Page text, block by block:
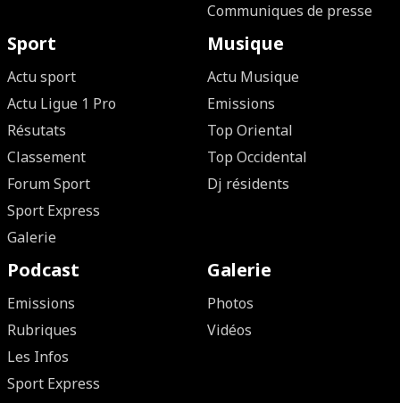
Communiques de presse
Sport
Actu sport
Actu Ligue 1 Pro
Résutats
Classement
Forum Sport
Sport Express
Galerie
Musique
Actu Musique
Emissions
Top Oriental
Top Occidental
Dj résidents
Podcast
Emissions
Rubriques
Les Infos
Sport Express
Galerie
Photos
Vidéos